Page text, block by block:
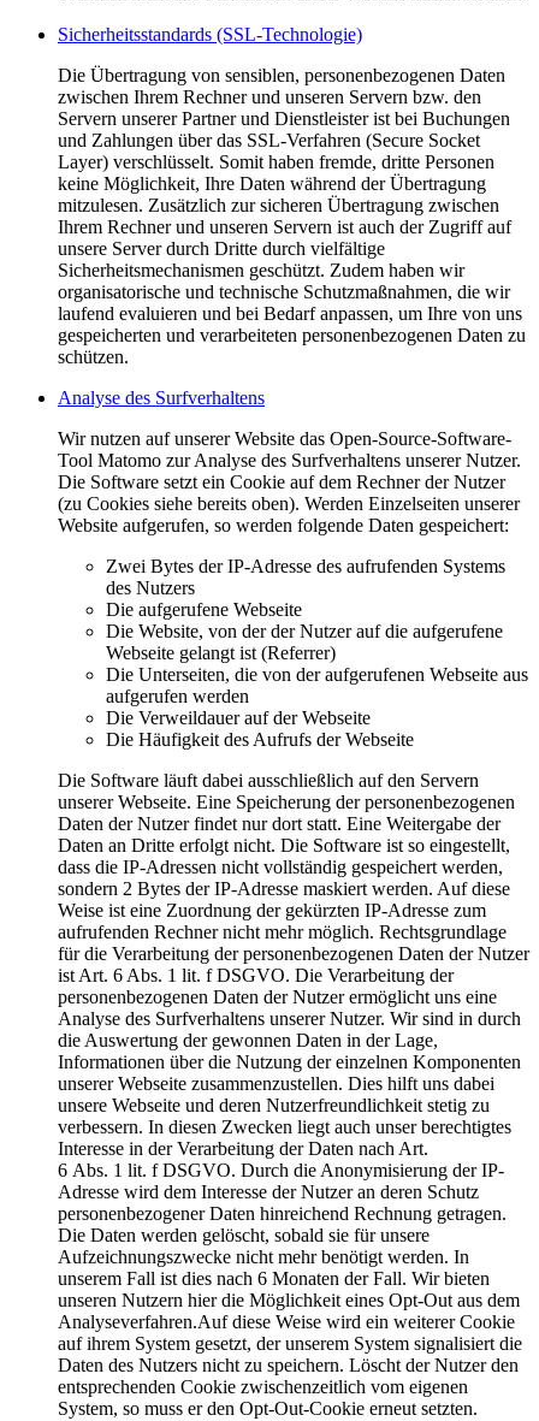
Sicherheitsstandards (SSL-Technologie)
Die Übertragung von sensiblen, personenbezogenen Daten
zwischen Ihrem Rechner und unseren Servern bzw. den
Servern unserer Partner und Dienstleister ist bei Buchungen
und Zahlungen über das SSL-Verfahren (Secure Socket
Layer) verschlüsselt. Somit haben fremde, dritte Personen
keine Möglichkeit, Ihre Daten während der Übertragung
mitzulesen. Zusätzlich zur sicheren Übertragung zwischen
Ihrem Rechner und unseren Servern ist auch der Zugriff auf
unsere Server durch Dritte durch vielfältige
Sicherheitsmechanismen geschützt. Zudem haben wir
organisatorische und technische Schutzmaßnahmen, die wir
laufend evaluieren und bei Bedarf anpassen, um Ihre von uns
gespeicherten und verarbeiteten personenbezogenen Daten zu
schützen.
Analyse des Surfverhaltens
Wir nutzen auf unserer Website das Open-Source-Software-
Tool Matomo zur Analyse des Surfverhaltens unserer Nutzer.
Die Software setzt ein Cookie auf dem Rechner der Nutzer
(zu Cookies siehe bereits oben). Werden Einzelseiten unserer
Website aufgerufen, so werden folgende Daten gespeichert:
Zwei Bytes der IP-Adresse des aufrufenden Systems
des Nutzers
Die aufgerufene Webseite
Die Website, von der der Nutzer auf die aufgerufene
Webseite gelangt ist (Referrer)
Die Unterseiten, die von der aufgerufenen Webseite aus
aufgerufen werden
Die Verweildauer auf der Webseite
Die Häufigkeit des Aufrufs der Webseite
Die Software läuft dabei ausschließlich auf den Servern
unserer Webseite. Eine Speicherung der personenbezogenen
Daten der Nutzer findet nur dort statt. Eine Weitergabe der
Daten an Dritte erfolgt nicht. Die Software ist so eingestellt,
dass die IP-Adressen nicht vollständig gespeichert werden,
sondern 2 Bytes der IP-Adresse maskiert werden. Auf diese
Weise ist eine Zuordnung der gekürzten IP-Adresse zum
aufrufenden Rechner nicht mehr möglich. Rechtsgrundlage
für die Verarbeitung der personenbezogenen Daten der Nutzer
ist Art. 6 Abs. 1 lit. f DSGVO. Die Verarbeitung der
personenbezogenen Daten der Nutzer ermöglicht uns eine
Analyse des Surfverhaltens unserer Nutzer. Wir sind in durch
die Auswertung der gewonnen Daten in der Lage,
Informationen über die Nutzung der einzelnen Komponenten
unserer Webseite zusammenzustellen. Dies hilft uns dabei
unsere Webseite und deren Nutzerfreundlichkeit stetig zu
verbessern. In diesen Zwecken liegt auch unser berechtigtes
Interesse in der Verarbeitung der Daten nach Art.
6 Abs. 1 lit. f DSGVO. Durch die Anonymisierung der IP-
Adresse wird dem Interesse der Nutzer an deren Schutz
personenbezogener Daten hinreichend Rechnung getragen.
Die Daten werden gelöscht, sobald sie für unsere
Aufzeichnungszwecke nicht mehr benötigt werden. In
unserem Fall ist dies nach 6 Monaten der Fall. Wir bieten
unseren Nutzern hier die Möglichkeit eines Opt-Out aus dem
Analyseverfahren.Auf diese Weise wird ein weiterer Cookie
auf ihrem System gesetzt, der unserem System signalisiert die
Daten des Nutzers nicht zu speichern. Löscht der Nutzer den
entsprechenden Cookie zwischenzeitlich vom eigenen
System, so muss er den Opt-Out-Cookie erneut setzten.